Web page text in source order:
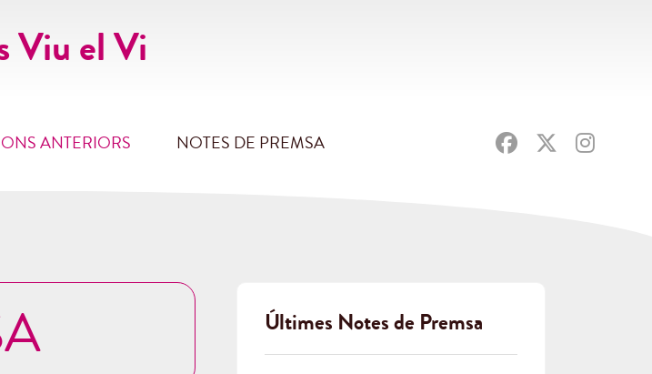
Viu el Vi
ANTERIORS NOTES DE PREMSA
Últimes Notes de Premsa